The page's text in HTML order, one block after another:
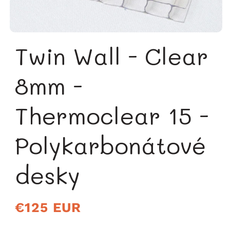
Twin Wall - Clear
8mm -
Thermoclear 15 -
Polykarbonátové
desky
Běžná
cena
€125 EUR